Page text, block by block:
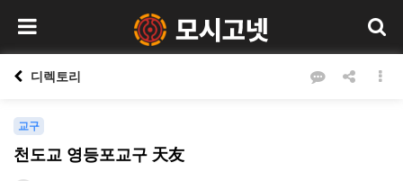
디렉토리
교구
천도교 영등포교구 天友